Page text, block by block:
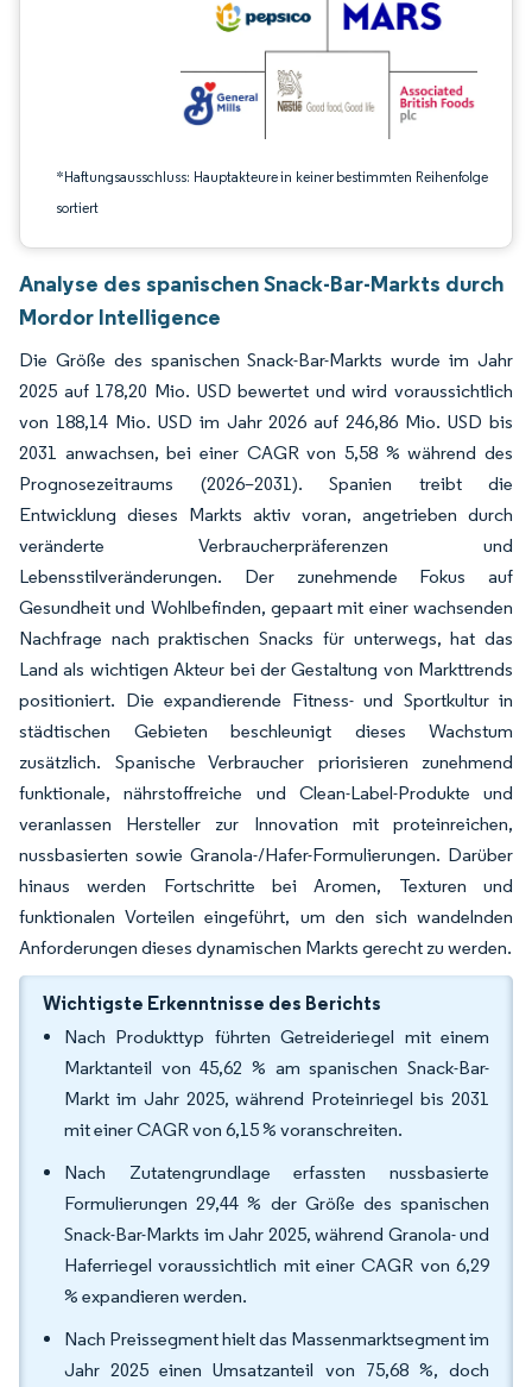
*Haftungsausschluss: Hauptakteure in keiner bestimmten Reihenfolge
sortiert
Analyse des spanischen Snack-Bar-Markts durch
Mordor Intelligence
Die Größe des spanischen Snack-Bar-Markts wurde im Jahr
2025 auf 178,20 Mio. USD bewertet und wird voraussichtlich
von 188,14 Mio. USD im Jahr 2026 auf 246,86 Mio. USD bis
2031 anwachsen, bei einer CAGR von 5,58 % während des
Prognosezeitraums (2026–2031). Spanien treibt die
Entwicklung dieses Markts aktiv voran, angetrieben durch
veränderte Verbraucherpräferenzen und
Lebensstilveränderungen. Der zunehmende Fokus auf
Gesundheit und Wohlbefinden, gepaart mit einer wachsenden
Nachfrage nach praktischen Snacks für unterwegs, hat das
Land als wichtigen Akteur bei der Gestaltung von Markttrends
positioniert. Die expandierende Fitness- und Sportkultur in
städtischen Gebieten beschleunigt dieses Wachstum
zusätzlich. Spanische Verbraucher priorisieren zunehmend
funktionale, nährstoffreiche und Clean-Label-Produkte und
veranlassen Hersteller zur Innovation mit proteinreichen,
nussbasierten sowie Granola-/Hafer-Formulierungen. Darüber
hinaus werden Fortschritte bei Aromen, Texturen und
funktionalen Vorteilen eingeführt, um den sich wandelnden
Anforderungen dieses dynamischen Markts gerecht zu werden.
Wichtigste Erkenntnisse des Berichts
Nach Produkttyp führten Getreideriegel mit einem
Marktanteil von 45,62 % am spanischen Snack-Bar-
Markt im Jahr 2025, während Proteinriegel bis 2031
mit einer CAGR von 6,15 % voranschreiten.
Nach Zutatengrundlage erfassten nussbasierte
Formulierungen 29,44 % der Größe des spanischen
Snack-Bar-Markts im Jahr 2025, während Granola- und
Haferriegel voraussichtlich mit einer CAGR von 6,29
% expandieren werden.
Nach Preissegment hielt das Massenmarktsegment im
Jahr 2025 einen Umsatzanteil von 75,68 %, doch